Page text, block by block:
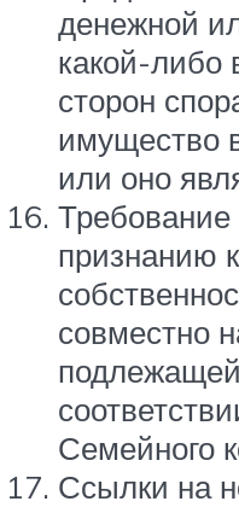
денежной
какой-либо
сторон
имущество
или оно
признанию
совместно
Семейного
Ссылки на